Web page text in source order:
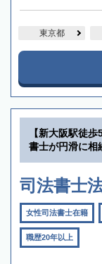
東京都
【新大阪駅徒
書士が円滑に相
司法書士
女性司法書士在籍
職歴20年以上